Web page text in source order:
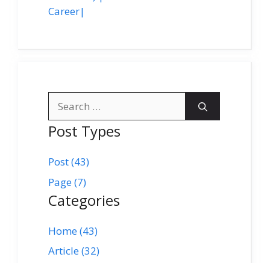
Career|
for:
Post Types
Post (43)
Page (7)
Categories
Home (43)
Article (32)